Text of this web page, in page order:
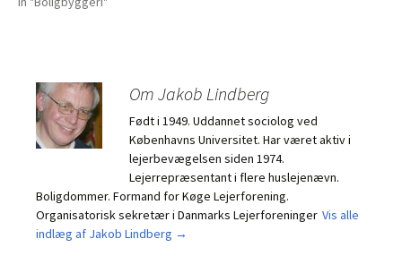
Om Jakob Lindberg
Født i 1949. Uddannet sociolog ved
Københavns Universitet. Har været aktiv i
lejerbevægelsen siden 1974.
Lejerrepræsentant i flere huslejenævn.
Boligdommer. Formand for Køge Lejerforening.
Organisatorisk sekretær i Danmarks Lejerforeninger Vis alle
indlæg af Jakob Lindberg →